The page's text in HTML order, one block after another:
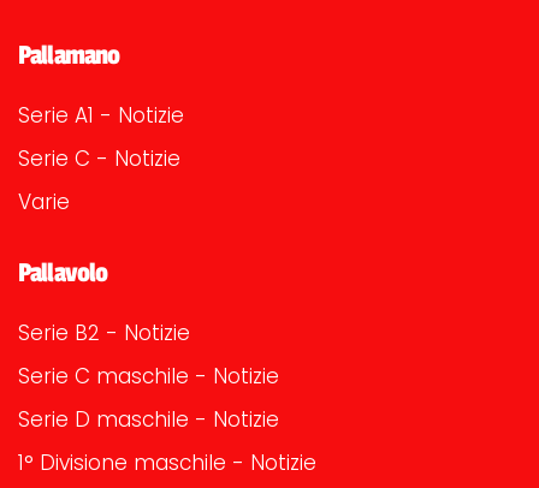
Pallamano
Serie A1 - Notizie
Serie C - Notizie
Varie
Pallavolo
Serie B2 - Notizie
Serie C maschile - Notizie
Serie D maschile - Notizie
1° Divisione maschile - Notizie